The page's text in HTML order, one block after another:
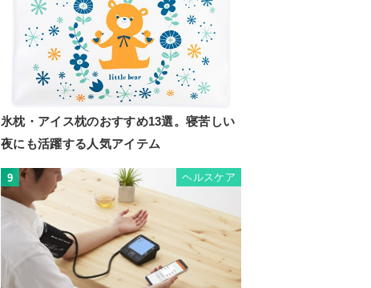
氷枕・アイス枕のおすすめ13選。寝苦しい
夜にも活躍する人気アイテム
9 ヘルスケア